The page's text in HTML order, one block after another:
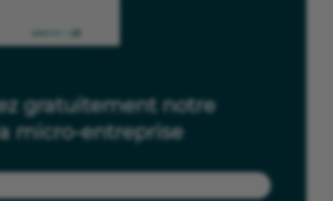
gratuitement notre
micro-entreprise